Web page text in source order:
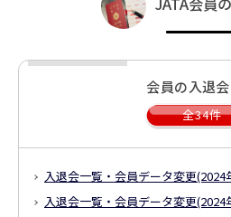
会員の入退
全34件
入退会一覧・会員データ変更(2024
入退会一覧・会員データ変更(2024